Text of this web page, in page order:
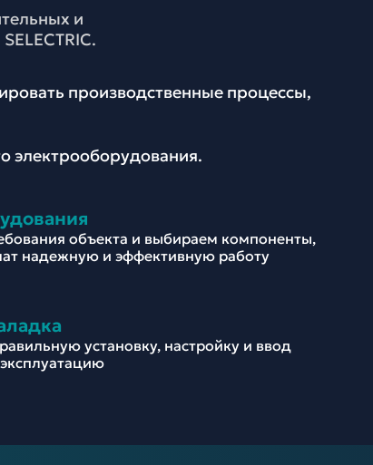
и
производственные процессы,
электрооборудования.
объекта и выбираем компоненты,
надежную и эффективную работу
установку, настройку и ввод